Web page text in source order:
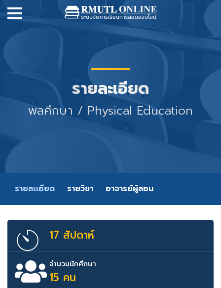
รายละเอียด
พลศึกษา / Physical Education
รายละเอียด รายวิชา อาจารย์ผู้สอน
17 สัปดาห์
จำนวนนักศึกษา
15 คน